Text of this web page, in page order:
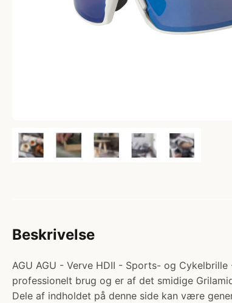
Beskrivelse
AGU AGU - Verve HDII - Sports- og
professionelt brug og er af det smidige
Dele af indholdet på denne side kan være